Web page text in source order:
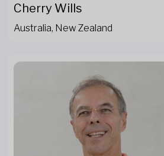
Cherry Wills
Australia, New Zealand